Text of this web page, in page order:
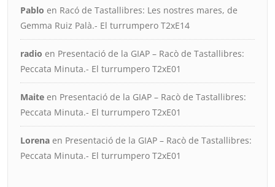
Pablo en Racó de Tastallibres: Les nostres mares, de
Gemma Ruiz Palà.- El turrumpero T2xE14
radio en Presentació de la GIAP – Racò de Tastallibres:
Peccata Minuta.- El turrumpero T2xE01
Maite en Presentació de la GIAP – Racò de Tastallibres:
Peccata Minuta.- El turrumpero T2xE01
Lorena en Presentació de la GIAP – Racò de Tastallibres:
Peccata Minuta.- El turrumpero T2xE01